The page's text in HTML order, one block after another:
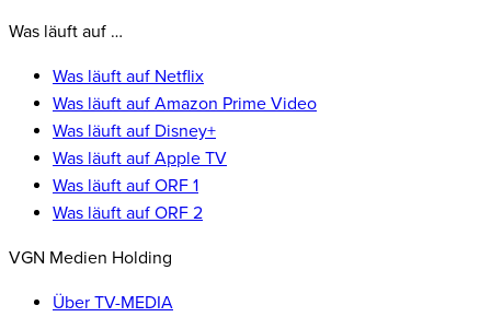
Was läuft auf …
Was läuft auf Netflix
Was läuft auf Amazon Prime Video
Was läuft auf Disney+
Was läuft auf Apple TV
Was läuft auf ORF 1
Was läuft auf ORF 2
VGN Medien Holding
Über TV-MEDIA